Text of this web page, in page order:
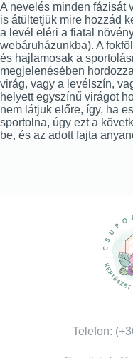
A nevelés minden fázisát
is átültetjük mire hozzád
a levél eléri a fiatal
webáruházunkba). A
és hajlamosak a
megjelenésében
virág, vagy a levélszín,
helyett egyszínű virágot
nem látjuk előre, így, ha
sportolna, úgy ezt a
be, és az adott fajta
Telefon: